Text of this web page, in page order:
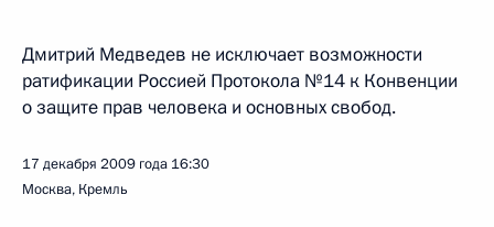
Дмитрий Медведев не исключает возможности
ратификации Россией Протокола №14 к Конвенции
о защите прав человека и основных свобод.
17 декабря 2009 года 16:30
Москва, Кремль